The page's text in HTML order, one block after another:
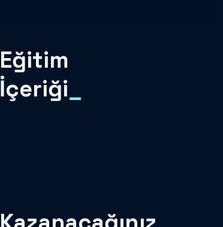
Eğitim
İçeriği